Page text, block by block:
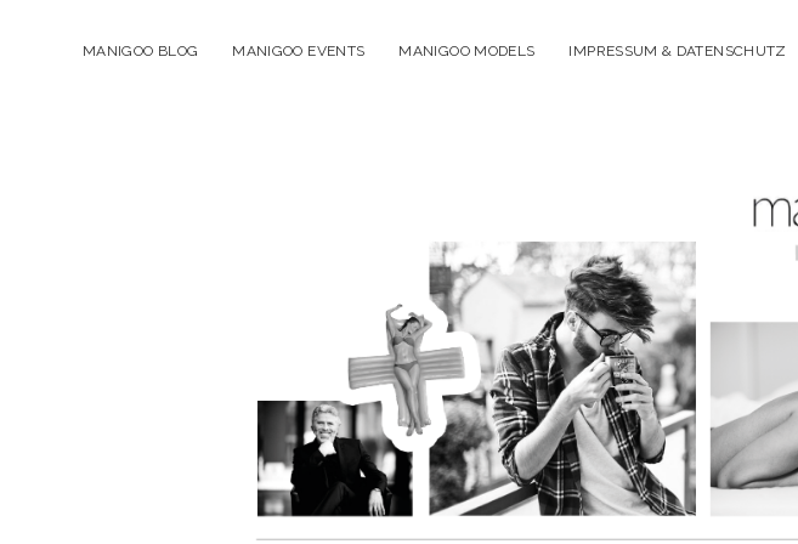
MANIGOO BLOG MANIGOO EVENTS MANIGOO MODELS IMPRESSUM & DATENSCHUTZ